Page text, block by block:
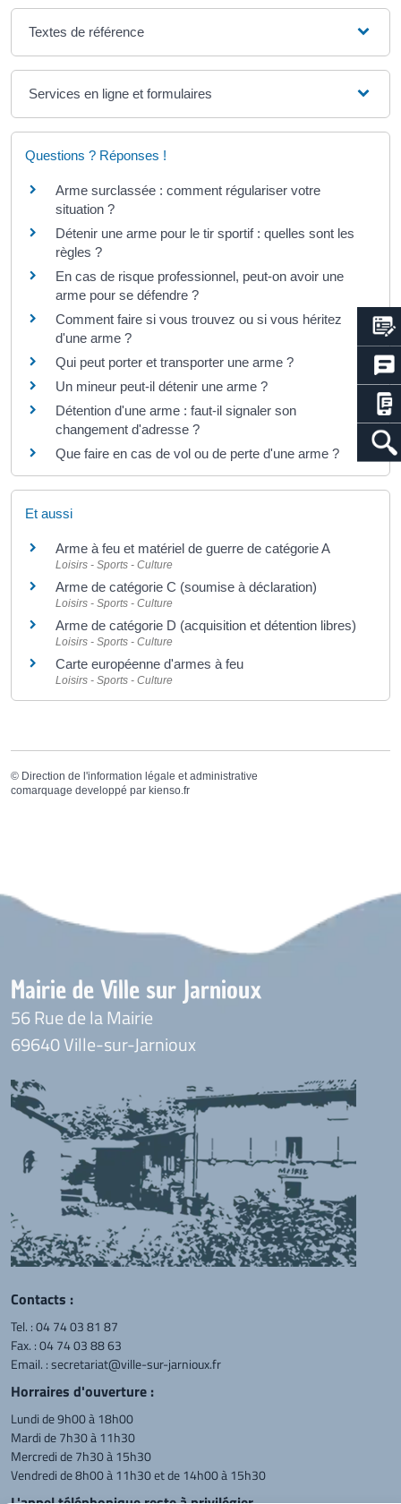
Textes de référence
Services en ligne et formulaires
Questions ? Réponses !
Arme surclassée : comment régulariser votre
situation ?
Détenir une arme pour le tir sportif : quelles sont les
règles ?
En cas de risque professionnel, peut-on avoir une
arme pour se défendre ?
Comment faire si vous trouvez ou si vous héritez
d'une arme ?
Qui peut porter et transporter une arme ?
Un mineur peut-il détenir une arme ?
Détention d'une arme : faut-il signaler son
changement d'adresse ?
Que faire en cas de vol ou de perte d'une arme ?
Et aussi
Arme à feu et matériel de guerre de catégorie A
Loisirs - Sports - Culture
Arme de catégorie C (soumise à déclaration)
Loisirs - Sports - Culture
Arme de catégorie D (acquisition et détention libres)
Loisirs - Sports - Culture
Carte européenne d'armes à feu
Loisirs - Sports - Culture
© Direction de l'information légale et administrative
comarquage developpé par kienso.fr
Mairie de Ville sur Jarnioux
56 Rue de la Mairie
69640 Ville-sur-Jarnioux
Contacts :
Tel. :04 74 03 81 87
Fax. : 04 74 03 88 63
Email. :secretariat@ville-sur-jarnioux.fr
Horraires d'ouverture :
Lundi de 9h00 à 18h00
Mardi de 7h30 à 11h30
Mercredi de 7h30 à 15h30
Vendredi de 8h00 à 11h30 et de 14h00 à 15h30